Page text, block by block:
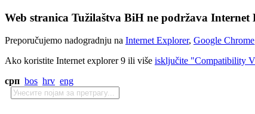
Web stranica Tužilaštva BiH ne podržava
Preporučujemo nadogradnju na Internet Explorer, Google Chrome
Ako koristite Internet explorer 9 ili više isključite "Compatibility
срп bos hrv eng